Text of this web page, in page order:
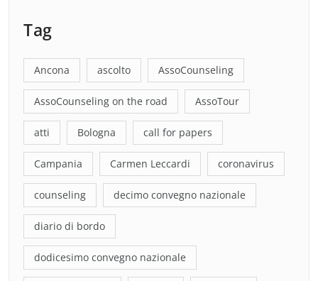
Tag
Ancona ascolto AssoCounseling
AssoCounseling on the road AssoTour
atti Bologna call for papers
Campania Carmen Leccardi coronavirus
counseling decimo convegno nazionale
diario di bordo
dodicesimo convegno nazionale